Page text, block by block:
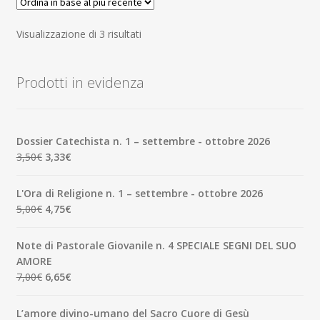
Visualizzazione di 3 risultatiOrdina
al
Prodotti in evidenza
Dossier Catechista n. 1 – settembre - ottobre 2026
3,50€ Il
originale
era:
3,50€.
3,33€Il
attuale
è:
L'Ora di Religione n. 1 – settembre - ottobre 2026
5,00€ Il
originale
era:
5,00€.
4,75€Il
attuale
4,75€.
Note di Pastorale Giovanile n. 4 SPECIALE SEGNI DEL SUO
AMORE
7,00€ Il
originale
6,65€Il
attuale
L’amore divino-umano del Sacro Cuore di Gesù